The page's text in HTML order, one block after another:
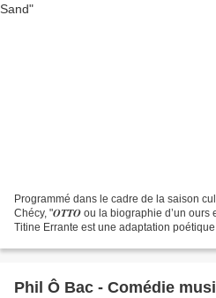
Programmé dans le cadre de la saison
Chécy, "𝑶𝑻𝑻𝑶 ou la biographie d’un ours
Titine Errante est une adaptation
Phil Ô Bac - Comédie